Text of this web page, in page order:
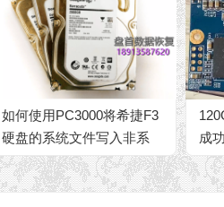
如何使用PC3000将希捷F3
硬盘的系统文件写入非系
统磁头
成